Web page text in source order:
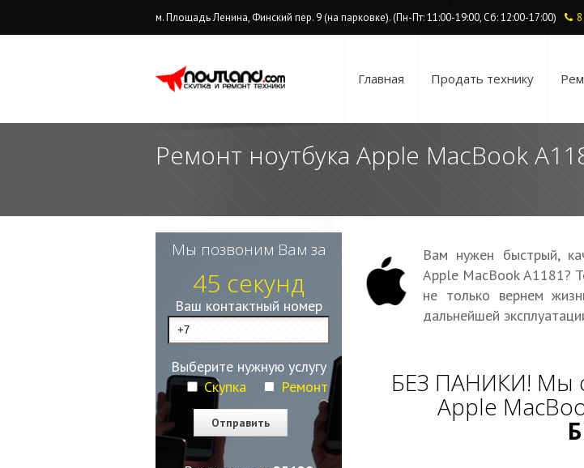
м. Площадь Ленина, Финский пер. 9 (на парковке). (Пн-Пт: 11:00-19:00, Сб: 12:00-17:00)
Главная Продать технику
Ремонт ноутбука Apple MacBook
Вам нужен быстрый,
Apple MacBook A1181?
не только вернем
дальнейшей
БЕЗ ПАНИКИ! Мы
Apple
Мы позвоним Вам за
45 секунд
Ваш контактный номер
Выберите нужную услугу
Скупка
Ремонт